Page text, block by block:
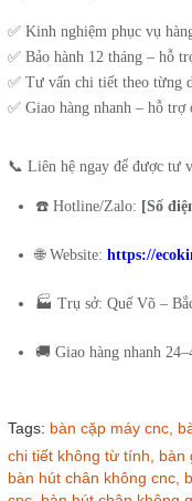
✅ Kinh nghiệm phục vụ
✅ Bảo hành 12 tháng – hỗ
✅ Tư vấn chi tiết theo từng
✅ Giao hàng nhanh – hỗ
📞 Liên hệ ngay để được tư
☎️ Hotline/Zalo: [Số
🌐 Website: https://
🏭 Trụ sở: Quế Võ –
🚚 Giao hàng nhanh
Tags: bàn cặp máy cnc,
chi tiết không từ tính, bàn
bàn hút chân không cnc,